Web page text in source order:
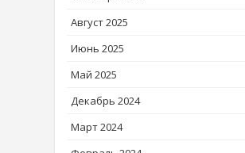
Август 2025
Июнь 2025
Май 2025
Декабрь 2024
Март 2024